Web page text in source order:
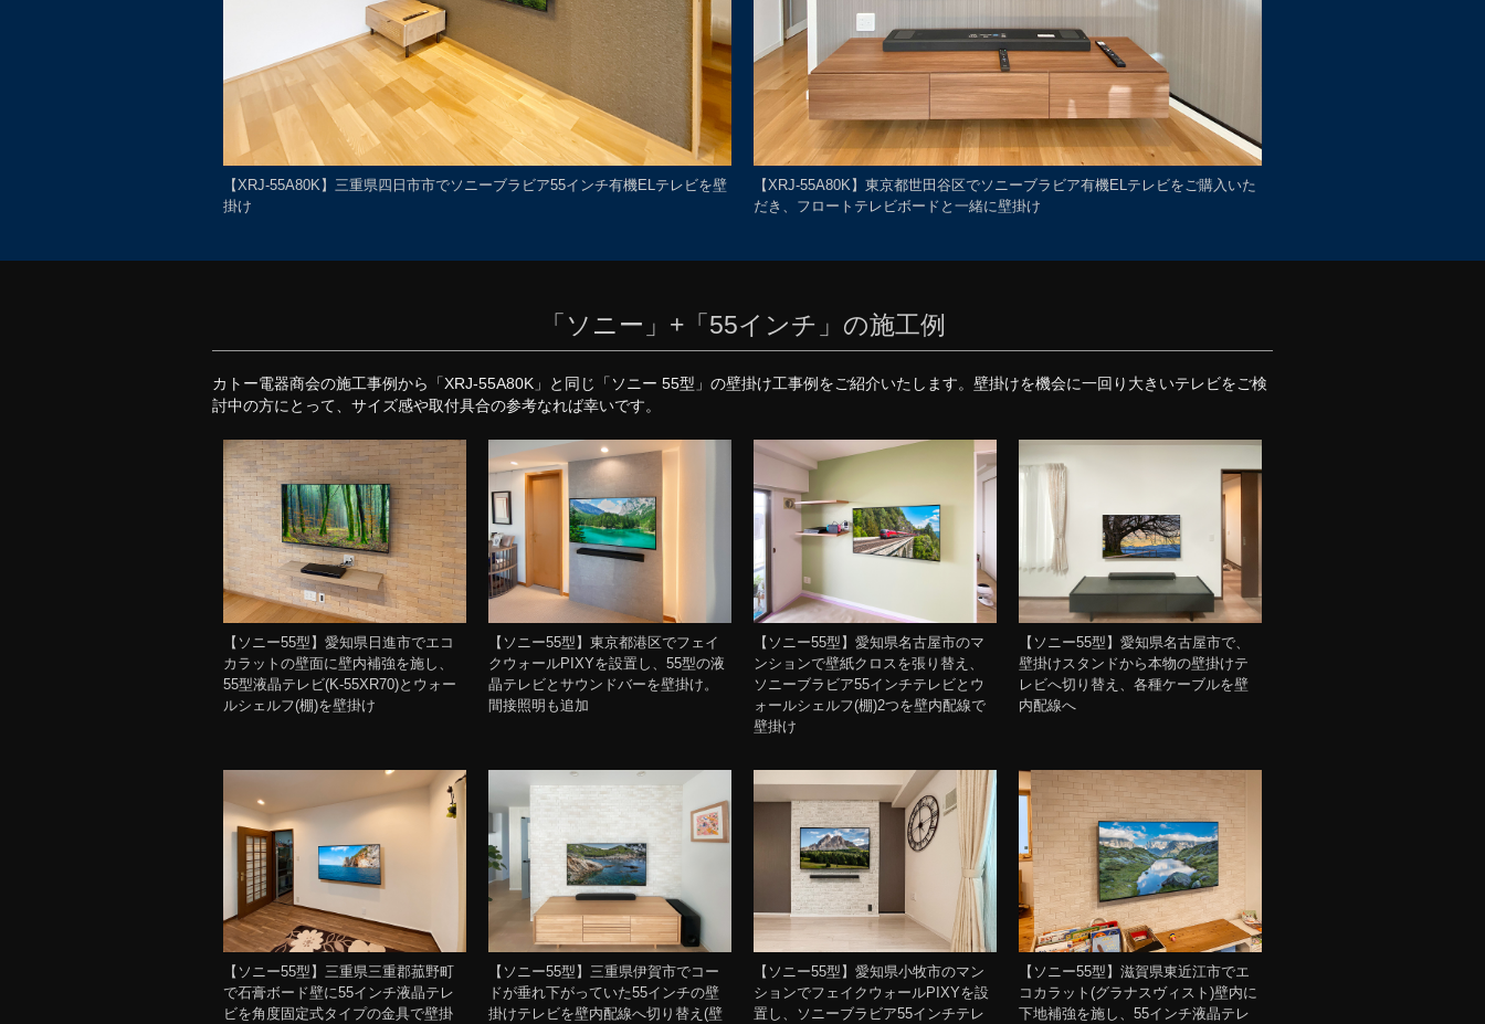
【XRJ-55A80K】三重県四日市市でソニーブラビア55インチ有機ELテレビを壁
掛け
【XRJ-55A80K】東京都世田谷区でソニーブラビア有機ELテレビをご購入いた
だき、フロートテレビボードと一緒に壁掛け
「ソニー」+「55インチ」の施工例
カトー電器商会の施工事例から「XRJ-55A80K」と同じ「ソニー 55型」の壁掛け工事例をご紹介いたします。壁掛けを機会に一回り大きいテレビをご検
討中の方にとって、サイズ感や取付具合の参考なれば幸いです。
【ソニー55型】愛知県日進市でエコ
カラットの壁面に壁内補強を施し、
55型液晶テレビ(K-55XR70)とウォー
ルシェルフ(棚)を壁掛け
【ソニー55型】東京都港区でフェイ
クウォールPIXYを設置し、55型の液
晶テレビとサウンドバーを壁掛け。
間接照明も追加
【ソニー55型】愛知県名古屋市のマ
ンションで壁紙クロスを張り替え、
ソニーブラビア55インチテレビとウ
ォールシェルフ(棚)2つを壁内配線で
壁掛け
【ソニー55型】愛知県名古屋市で、
壁掛けスタンドから本物の壁掛けテ
レビへ切り替え、各種ケーブルを壁
内配線へ
【ソニー55型】三重県三重郡菰野町
で石膏ボード壁に55インチ液晶テレ
ビを角度固定式タイプの金具で壁掛
【ソニー55型】三重県伊賀市でコー
ドが垂れ下がっていた55インチの壁
掛けテレビを壁内配線へ切り替え(壁
【ソニー55型】愛知県小牧市のマン
ションでフェイクウォールPIXYを設
置し、ソニーブラビア55インチテレ
【ソニー55型】滋賀県東近江市でエ
コカラット(グラナスヴィスト)壁内に
下地補強を施し、55インチ液晶テレ